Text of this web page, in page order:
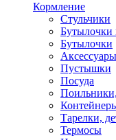
Кормление
Стульчики
Бутылочки
Аксессуары
Пустышки
Посуда
Тарелки,
Термосы